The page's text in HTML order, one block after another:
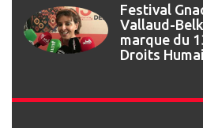
Festival
Vallaud-
marque du
Droits